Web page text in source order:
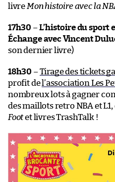
livreMon histoire avec la
17h30 –L’histoire du sport
Échange avec Vincent
son dernier livre)
18h30 –Tirage des tickets
profit del’association Les
nombreux lots à gagner
des maillots retro NBA et
Footet livres TrashTalk !